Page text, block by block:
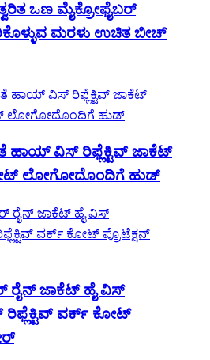
ಒಣ ಮೈಕ್ರೋಫೈಬರ್
ಮರಳು ಉಚಿತ ಬೀಚ್
ಹಾಯ್ ವಿಸ್ ರಿಫ್ಲೆಕ್ಟಿವ್ ಜಾಕೆಟ್
ಲೋಗೋದೊಂದಿಗೆ ಹುಡ್
ರೈನ್ ಜಾಕೆಟ್ ಹೈ ವಿಸ್
ರಿಫ್ಲೆಕ್ಟಿವ್ ವರ್ಕ್ ಕೋಟ್